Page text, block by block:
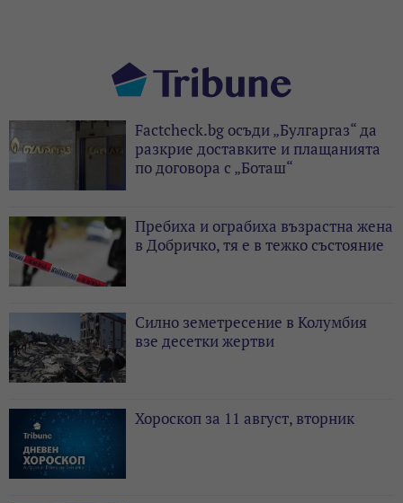
Factcheck.bg осъди „Булгаргаз“ да
разкрие доставките и плащанията
по договора с „Боташ“
Пребиха и ограбиха възрастна жена
в Добричко, тя е в тежко състояние
Силно земетресение в Колумбия
взе десетки жертви
Хороскоп за 11 август, вторник